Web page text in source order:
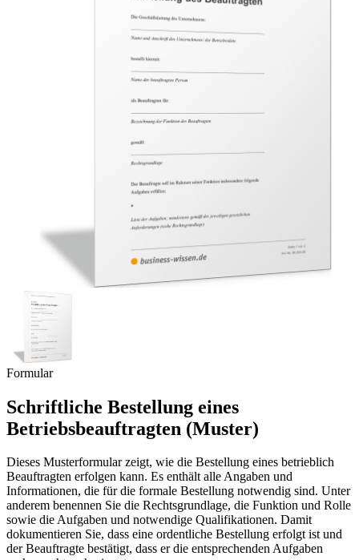
Formular
Schriftliche Bestellung eines
Betriebsbeauftragten (Muster)
Dieses Musterformular zeigt, wie die Bestellung eines betrieblich
Beauftragten erfolgen kann. Es enthält alle Angaben und
Informationen, die für die formale Bestellung notwendig sind. Unter
anderem benennen Sie die Rechtsgrundlage, die Funktion und Rolle
sowie die Aufgaben und notwendige Qualifikationen. Damit
dokumentieren Sie, dass eine ordentliche Bestellung erfolgt ist und
der Beauftragte bestätigt, dass er die entsprechenden Aufgaben